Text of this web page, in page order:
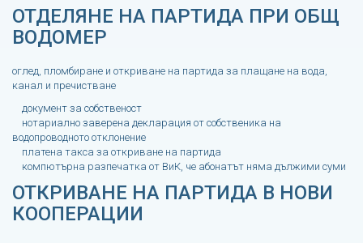
ОТДЕЛЯНЕ НА ПАРТИДА ПРИ ОБЩ
ВОДОМЕР
оглед, пломбиране и откриване на партида за плащане на вода,
канал и пречистване
документ за собственост
нотариално заверена декларация от собственика на
водопроводното отклонение
платена такса за откриване на партида
компютърна разпечатка от ВиК, че абонатът няма дължими суми
ОТКРИВАНЕ НА ПАРТИДА В НОВИ
КООПЕРАЦИИ